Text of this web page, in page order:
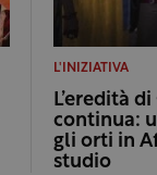
L'INIZIATIVA
L’eredità
continua:
gli orti in
studio